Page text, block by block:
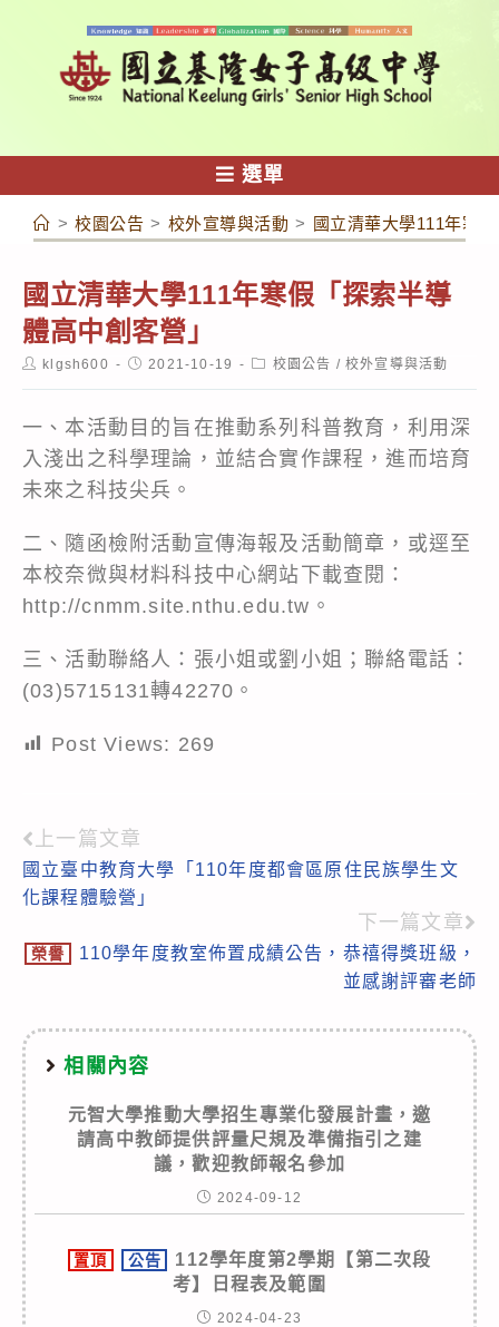
容
選單
> 校園公告 > 校外宣導與活動 > 國立清華大學111年寒
國立清華大學111年寒假「探索半導
體高中創客營」
Postklgsh600
Post2021-10-19
Post校園公告 / 校外宣導與活動
一、本活動目的旨在推動系列科普教育，利用深
入淺出之科學理論，並結合實作課程，進而培育
未來之科技尖兵。
二、隨函檢附活動宣傳海報及活動簡章，或逕至
本校奈微與材料科技中心網站下載查閱：
http://cnmm.site.nthu.edu.tw 。
三、活動聯絡人：張小姐或劉小姐；聯絡電話：
(03)5715131轉42270。
Post Views: 269
Read
more
上一篇文章
國立臺中教育大學「110年度都會區原住民族學生文
化課程體驗營」
下一篇文章
榮譽
110學年度教室佈置成績公告，恭禧得獎班級，
並感謝評審老師
相關內容
元智大學推動大學招生專業化發展計畫，邀
請高中教師提供評量尺規及準備指引之建
議，歡迎教師報名參加
2024-09-12
置頂 公告
112學年度第2學期【第二次段
考】日程表及範圍
2024-04-23